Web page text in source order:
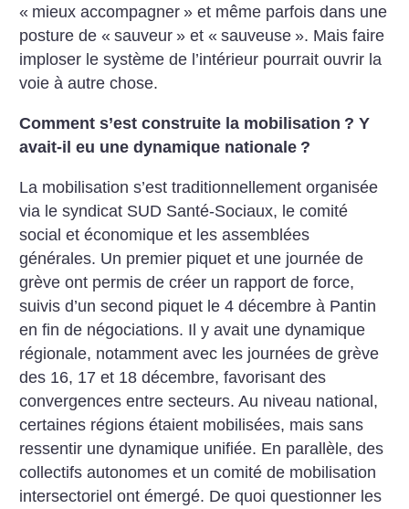
« mieux accompagner » et même parfois dans une
posture de « sauveur » et « sauveuse ». Mais faire
imploser le système de l’intérieur pourrait ouvrir la
voie à autre chose.
Comment s’est construite la mobilisation ? Y
avait-il eu une dynamique nationale ?
La mobilisation s’est traditionnellement organisée
via le syndicat SUD Santé-Sociaux, le comité
social et économique et les assemblées
générales. Un premier piquet et une journée de
grève ont permis de créer un rapport de force,
suivis d’un second piquet le 4 décembre à Pantin
en fin de négociations. Il y avait une dynamique
régionale, notamment avec les journées de grève
des 16, 17 et 18 décembre, favorisant des
convergences entre secteurs. Au niveau national,
certaines régions étaient mobilisées, mais sans
ressentir une dynamique unifiée. En parallèle, des
collectifs autonomes et un comité de mobilisation
intersectoriel ont émergé. De quoi questionner les